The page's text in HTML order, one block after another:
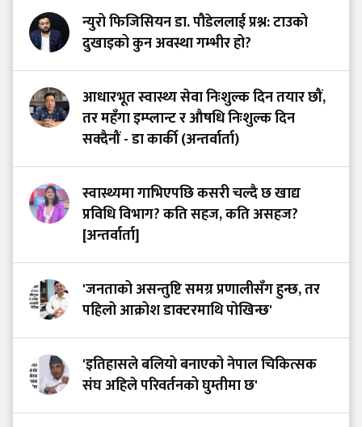
न्युरो फिजिसियन डा. पौडेललाई प्रश्न: टाउको
दुखाइको कुन अवस्था गम्भीर हो?
आधारभूत स्वास्थ्य सेवा निःशुल्क दिन तयार छौं,
तर महँगा इम्प्लान्ट र औषधि निःशुल्क दिन
सक्दैनौं - डा कार्की (अन्तर्वार्ता)
स्वास्थ्यमा गाभिएपछि कसरी चल्दै छ खाद्य
प्रविधि विभाग? कति सहज, कति असहज?
[अन्तर्वार्ता]
'जनताको असन्तुष्टि समग्र प्रणालीसँग हुन्छ, तर
पहिलो आक्रोश डाक्टरमाथि पोखिन्छ'
'इतिहासले बलियो बनाएको नेपाल चिकित्सक
संघ अहिले परिवर्तनको घुम्तीमा छ'